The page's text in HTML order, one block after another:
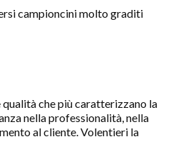
campioncini molto graditi
qualità che più caratterizzano la
nella professionalità, nella
al cliente. Volentieri la